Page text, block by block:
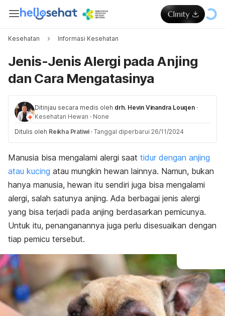
Kesehatan Informasi Kesehatan
Jenis-Jenis Alergi pada Anjing
dan Cara Mengatasinya
Ditinjau secara medis oleh drh. Hevin Vinandra Louqen ·
Kesehatan Hewan · None
Ditulis oleh Reikha Pratiwi · Tanggal diperbarui 26/11/2024
Manusia bisa mengalami alergi saat tidur dengan anjing
atau kucing atau mungkin hewan lainnya. Namun, bukan
hanya manusia, hewan itu sendiri juga bisa mengalami
alergi, salah satunya anjing. Ada berbagai jenis alergi
yang bisa terjadi pada anjing berdasarkan pemicunya.
Untuk itu, penanganannya juga perlu disesuaikan dengan
tiap pemicu tersebut.